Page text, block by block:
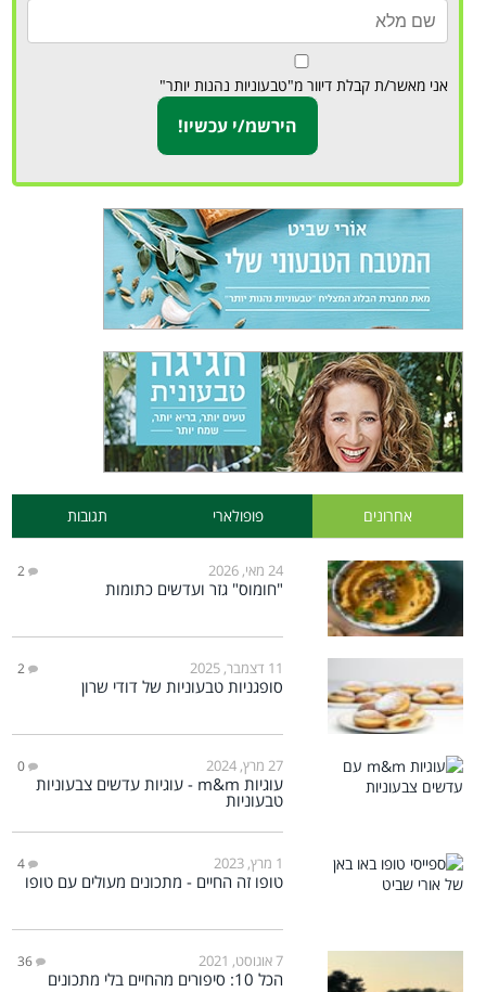
אני מאשר/ת קבלת דיוור מ"טבעוניות נהנות יותר"
אחרונים פופולארי תגובות
24 מאי, 2026 2
"חומוס" גזר ועדשים כתומות
11 דצמבר, 2025 2
סופגניות טבעוניות של דודי שרון
27 מרץ, 2024 0
עוגיות m&m - עוגיות עדשים צבעוניות
טבעוניות
1 מרץ, 2023 4
טופו זה החיים - מתכונים מעולים עם טופו
7 אוגוסט, 2021 36
הכל 10: סיפורים מהחיים בלי מתכונים